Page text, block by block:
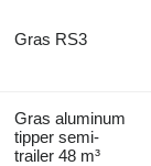
Gras RS3
Gras aluminum
tipper semi-
trailer 48 m³